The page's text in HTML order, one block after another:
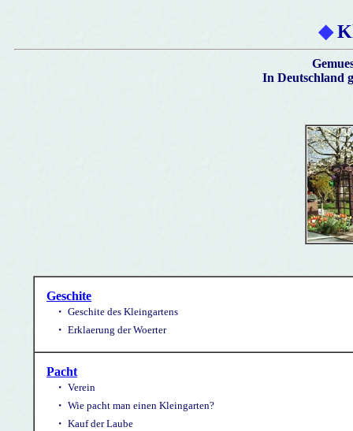
◆
In Deutschland
Geschite
・ Geschite des Kleingartens
・ Erklaerung der Woerter
Pacht
・ Verein
・ Wie pacht man einen Kleingarten?
・ Kauf der Laube